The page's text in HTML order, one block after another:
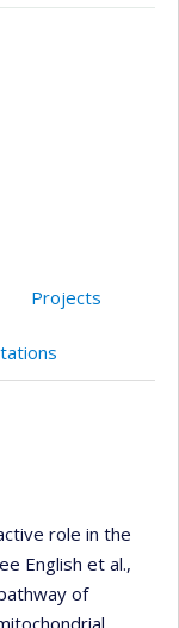
Projects
role in the
English et al.,
of